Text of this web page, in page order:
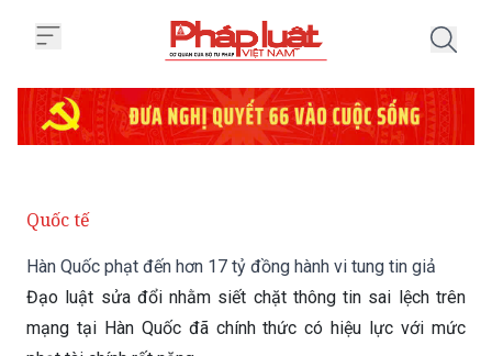
Hàn Quốc phạt đến hơn 17 tỷ đồng hành vi tung tin giả
mạng tại Hàn Quốc đã chính thức có hiệu lực với mức
phạt tài chính rất nặng.